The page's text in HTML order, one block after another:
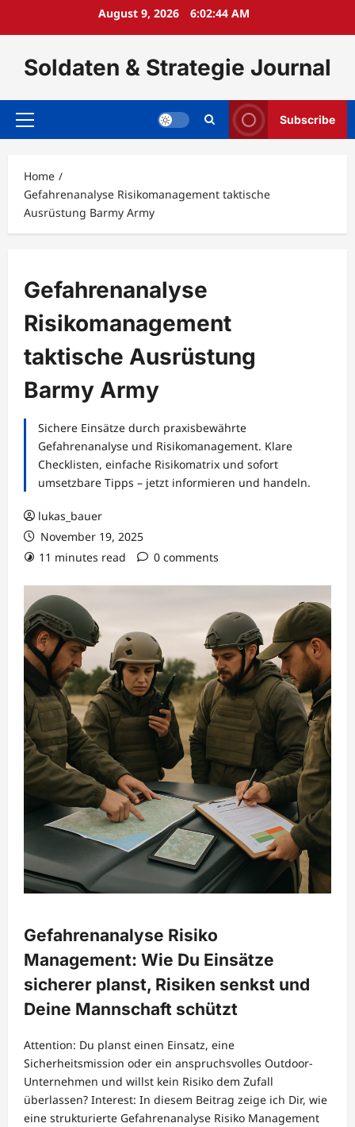
August 9, 2026 6:02:45 AM
Soldaten & Strategie Journal
Primary
Subscribe
Home
Gefahrenanalyse Risikomanagement taktische
Ausrüstung Barmy Army
Gefahrenanalyse
Risikomanagement
taktische Ausrüstung
Barmy Army
Sichere Einsätze durch praxisbewährte
Gefahrenanalyse und Risikomanagement. Klare
Checklisten, einfache Risikomatrix und sofort
umsetzbare Tipps – jetzt informieren und handeln.
lukas_bauer
November 19, 2025
11 minutes read
0 comments
Gefahrenanalyse Risiko
Management: Wie Du Einsätze
sicherer planst, Risiken senkst und
Deine Mannschaft schützt
Attention: Du planst einen Einsatz, eine
Sicherheitsmission oder ein anspruchsvolles Outdoor-
Unternehmen und willst kein Risiko dem Zufall
überlassen? Interest: In diesem Beitrag zeige ich Dir, wie
eine strukturierte Gefahrenanalyse Risiko Management